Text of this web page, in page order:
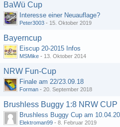
BaWü Cup
Interesse einer Neuauflage?
Peter3003 - 15. Oktober 2019
Bayerncup
Eiscup 20-2015 Infos
MSMike - 13. Oktober 2014
NRW Fun-Cup
Finale am 22/23.09.18
Forman - 20. September 2018
Brushless Buggy 1:8 NRW CUP
Elektroman99 - 8. Februar 2019